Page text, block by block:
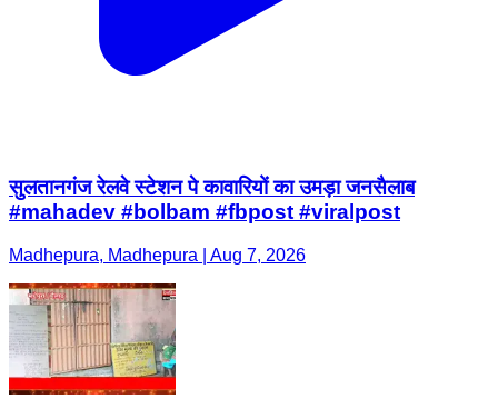
सुलतानगंज रेलवे स्टेशन पे कावारियों का उमड़ा जनसैलाब
#mahadev #bolbam #fbpost #viralpost
Madhepura, Madhepura | Aug 7, 2026